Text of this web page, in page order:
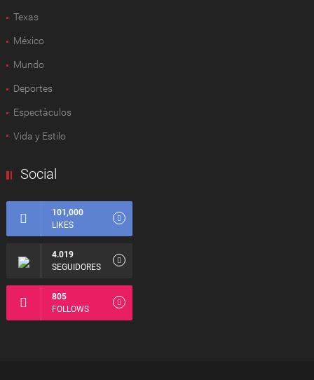
Texas
México
Mundo
Deportes
Espectàculos
Vida y Estilo
Social
101,000
LIKES
4.019
SEGUIDORES
805
FOLLOWS